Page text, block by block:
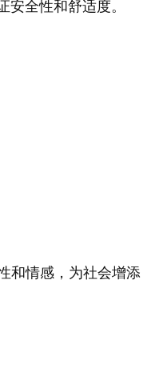
安全性和舒适度。
和情感，为社会增添